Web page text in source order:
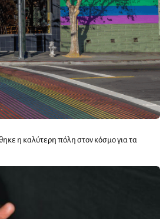
η καλύτερη πόλη στον κόσμο για τα